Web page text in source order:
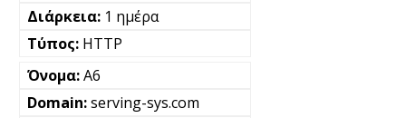
1 ημέρα
HTTP
A6
serving-sys.com